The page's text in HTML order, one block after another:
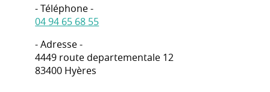
- Téléphone -
04 94 65 68 55
- Adresse -
4449 route departementale 12
83400 Hyères